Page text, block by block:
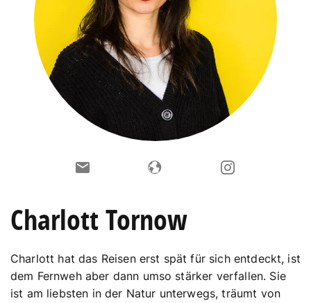
Charlott Tornow
Charlott hat das Reisen erst spät für sich entdeckt, ist
dem Fernweh aber dann umso stärker verfallen. Sie
ist am liebsten in der Natur unterwegs, träumt von